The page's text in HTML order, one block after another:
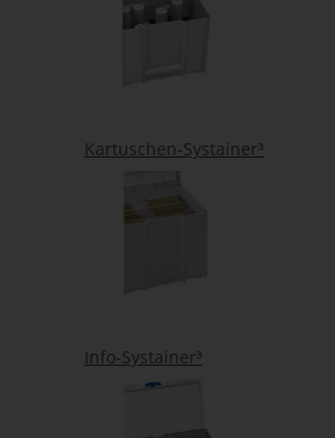
Kartuschen-Systainer³
Info-Systainer³